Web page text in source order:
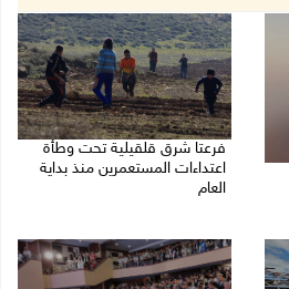
فرعتا شرق قلقيلية تحت وطأة
اعتداءات المستعمرين منذ بداية
العام